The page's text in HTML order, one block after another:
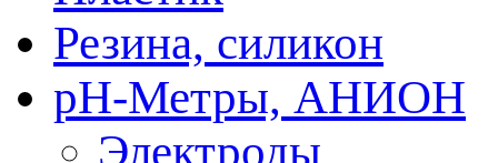
Резина, силикон
рН-Метры, АНИОН
Электроды